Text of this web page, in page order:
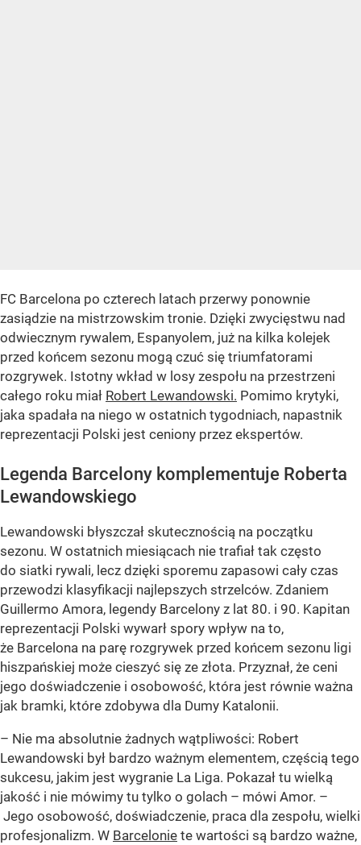
FC Barcelona po czterech latach przerwy ponownie
zasiądzie na mistrzowskim tronie. Dzięki zwycięstwu nad
odwiecznym rywalem, Espanyolem, już na kilka kolejek
przed końcem sezonu mogą czuć się triumfatorami
rozgrywek. Istotny wkład w losy zespołu na przestrzeni
całego roku miał Robert Lewandowski. Pomimo krytyki,
jaka spadała na niego w ostatnich tygodniach, napastnik
reprezentacji Polski jest ceniony przez ekspertów.
Legenda Barcelony komplementuje Roberta
Lewandowskiego
Lewandowski błyszczał skutecznością na początku
sezonu. W ostatnich miesiącach nie trafiał tak często
do siatki rywali, lecz dzięki sporemu zapasowi cały czas
przewodzi klasyfikacji najlepszych strzelców. Zdaniem
Guillermo Amora, legendy Barcelony z lat 80. i 90. Kapitan
reprezentacji Polski wywarł spory wpływ na to,
że Barcelona na parę rozgrywek przed końcem sezonu ligi
hiszpańskiej może cieszyć się ze złota. Przyznał, że ceni
jego doświadczenie i osobowość, która jest równie ważna
jak bramki, które zdobywa dla Dumy Katalonii.
– Nie ma absolutnie żadnych wątpliwości: Robert
Lewandowski był bardzo ważnym elementem, częścią tego
sukcesu, jakim jest wygranie La Liga. Pokazał tu wielką
jakość i nie mówimy tu tylko o golach – mówi Amor. –
Jego osobowość, doświadczenie, praca dla zespołu, wielki
profesjonalizm. W Barcelonie te wartości są bardzo ważne,